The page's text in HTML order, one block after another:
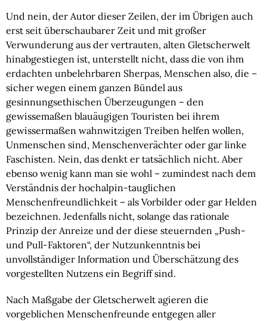
Und nein, der Autor dieser Zeilen, der im Übrigen auch
erst seit überschaubarer Zeit und mit großer
Verwunderung aus der vertrauten, alten Gletscherwelt
hinabgestiegen ist, unterstellt nicht, dass die von ihm
erdachten unbelehrbaren Sherpas, Menschen also, die –
sicher wegen einem ganzen Bündel aus
gesinnungsethischen Überzeugungen – den
gewissemaßen blauäugigen Touristen bei ihrem
gewissermaßen wahnwitzigen Treiben helfen wollen,
Unmenschen sind, Menschenverächter oder gar linke
Faschisten. Nein, das denkt er tatsächlich nicht. Aber
ebenso wenig kann man sie wohl – zumindest nach dem
Verständnis der hochalpin-tauglichen
Menschenfreundlichkeit – als Vorbilder oder gar Helden
bezeichnen. Jedenfalls nicht, solange das rationale
Prinzip der Anreize und der diese steuernden „Push-
und Pull-Faktoren“, der Nutzunkenntnis bei
unvollständiger Information und Überschätzung des
vorgestellten Nutzens ein Begriff sind.
Nach Maßgabe der Gletscherwelt agieren die
vorgeblichen Menschenfreunde entgegen aller